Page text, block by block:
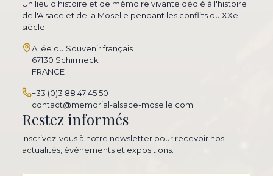
Un lieu d'histoire et de mémoire vivante dédié à l'histoire
de l'Alsace et de la Moselle pendant les conflits du XXe
siècle.
Allée du Souvenir français
67130 Schirmeck
FRANCE
+33 (0)3 88 47 45 50
contact@memorial-alsace-moselle.com
Restez informés
Inscrivez-vous à notre newsletter pour recevoir nos
actualités, événements et expositions.